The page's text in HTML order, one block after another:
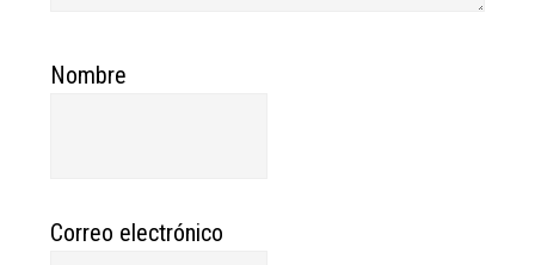
Nombre
Correo electrónico